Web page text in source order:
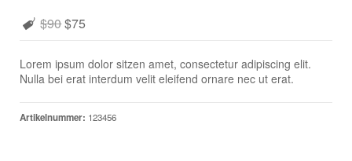
$90$75
Lorem ipsum dolor sitzen amet, consectetur adipiscing elit.
Nulla bei erat interdum velit eleifend ornare nec ut erat.
Artikelnummer: 123456